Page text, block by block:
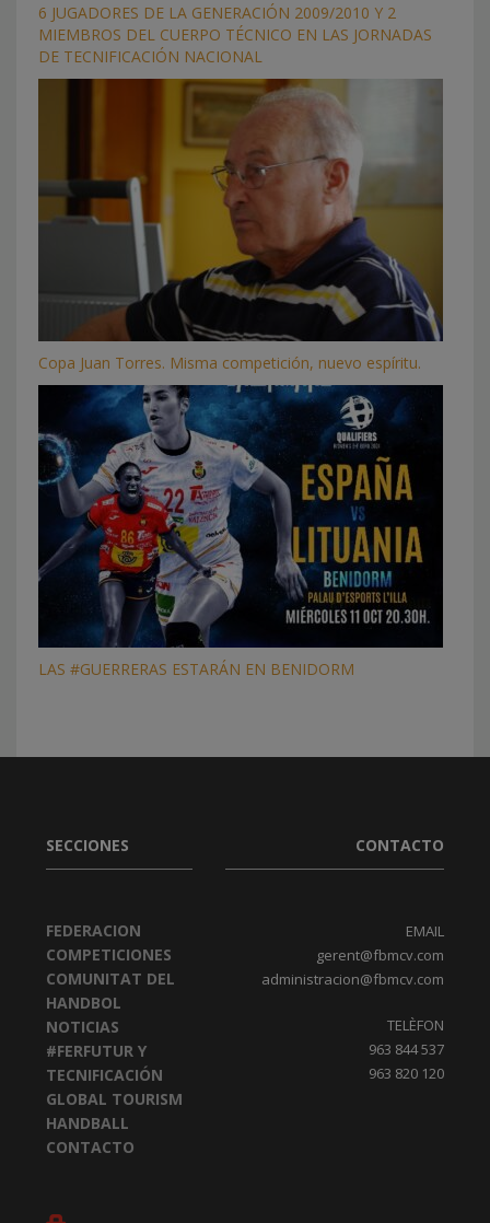
6 JUGADORES DE LA GENERACIÓN 2009/2010 Y 2
MIEMBROS DEL CUERPO TÉCNICO EN LAS JORNADAS
DE TECNIFICACIÓN NACIONAL
Copa Juan Torres. Misma competición, nuevo espíritu.
LAS #GUERRERAS ESTARÁN EN BENIDORM
SECCIONES
FEDERACION
COMPETICIONES
COMUNITAT DEL
HANDBOL
NOTICIAS
#FERFUTUR Y
TECNIFICACIÓN
GLOBAL TOURISM
HANDBALL
CONTACTO
CONTACTO
EMAIL
gerent@fbmcv.com
administracion@fbmcv.com
TELÈFON
963 844 537
963 820 120